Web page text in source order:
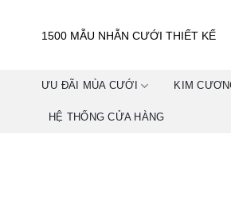
1500 MẪU NHẪN CƯỚI THIẾT KẾ
ƯU ĐÃI MÙA CƯỚI KIM
HỆ THỐNG CỬA HÀNG